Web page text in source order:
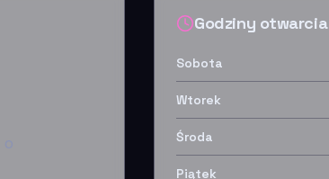
Godziny otwarcia
Sobota
Wtorek
Środa
Piątek